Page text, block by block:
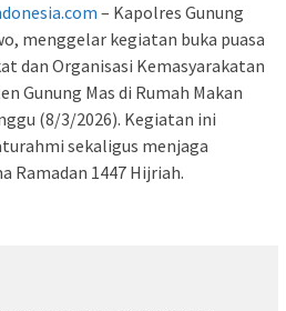
– Kapolres Gunung
menggelar kegiatan buka puasa
dan Organisasi Kemasyarakatan
Gunung Mas di Rumah Makan
(8/3/2026). Kegiatan ini
sekaligus menjaga
Ramadan 1447 Hijriah.